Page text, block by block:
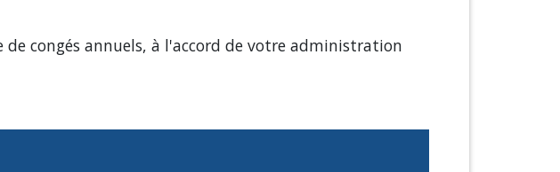
congés annuels, à l'accord de votre administration